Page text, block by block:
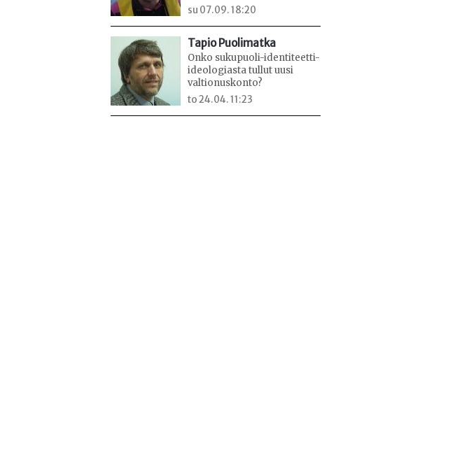
su 07.09. 18:20
Tapio Puolimatka
Onko sukupuoli-identiteetti-
ideologiasta tullut uusi
valtionuskonto?
to 24.04. 11:23